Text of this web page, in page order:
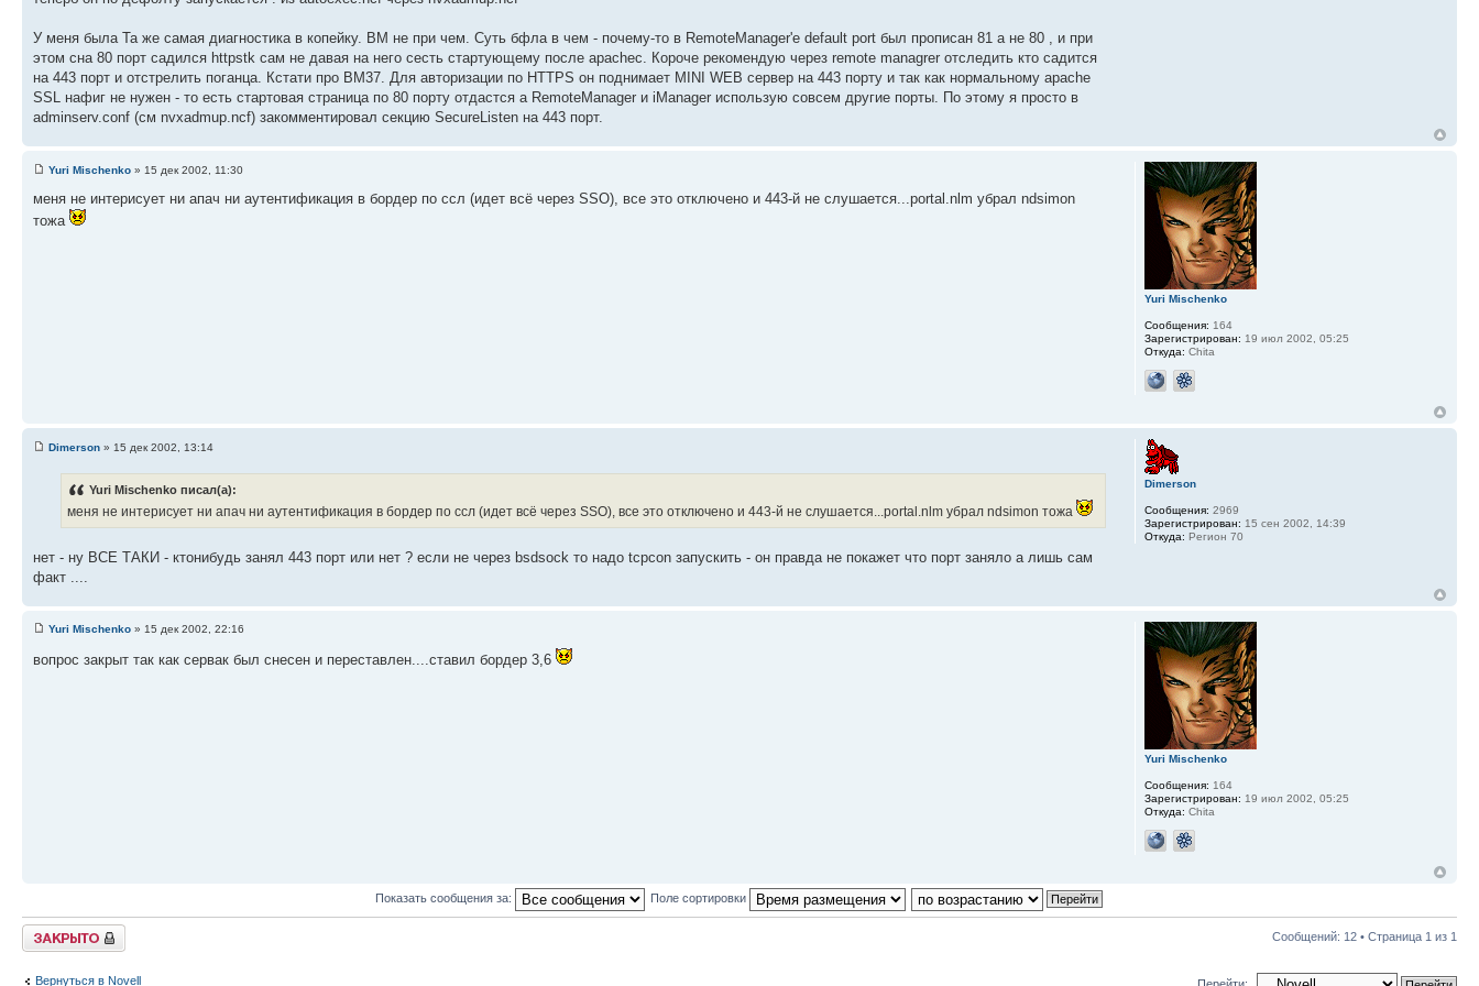
У меня была Та же самая диагностика в копейку. BM не при чем. Суть бфла в чем - почему-то в RemoteManager'e default port был прописан 81 а не 80 , и при
этом сна 80 порт садился httpstk сам не давая на него сесть стартующему после apachec. Короче рекомендую через remote managrer отследить кто садится
на 443 порт и отстрелить поганца. Кстати про BM37. Для авторизации по HTTPS он поднимает MINI WEB сервер на 443 порту и так как нормальному apache
SSL нафиг не нужен - то есть стартовая страница по 80 порту отдастся а RemoteManager и iManager использую совсем другие порты. По этому я просто в
adminserv.conf (см nvxadmup.ncf) закомментировал секцию SecureListen на 443 порт.
Yuri Mischenko » 15 дек 2002, 11:30
меня не интерисует ни апач ни аутентификация в бордер по ссл (идет всё через SSO), все это отключено и 443-й не слушается...portal.nlm убрал ndsimon
тожа
Yuri Mischenko
Сообщения: 164
Зарегистрирован: 19 июл 2002, 05:25
Откуда: Chita
Dimerson » 15 дек 2002, 13:14
Yuri Mischenko писал(а):
меня не интерисует ни апач ни аутентификация в бордер по ссл (идет всё через SSO), все это отключено и 443-й не слушается...portal.nlm убрал ndsimon тожа
нет - ну ВСЕ ТАКИ - ктонибудь занял 443 порт или нет ? если не через bsdsock то надо tcpcon запускить - он правда не покажет что порт заняло а лишь сам
факт ....
Dimerson
Сообщения: 2969
Зарегистрирован: 15 сен 2002, 14:39
Откуда: Регион 70
Yuri Mischenko » 15 дек 2002, 22:16
вопрос закрыт так как сервак был снесен и переставлен....ставил бордер 3,6
Yuri Mischenko
Сообщения: 164
Зарегистрирован: 19 июл 2002, 05:25
Откуда: Chita
Показать сообщения за: Поле сортировки
Закрыто Сообщений: 12 • Страница 1 из 1
Вернуться в Novell Перейти: